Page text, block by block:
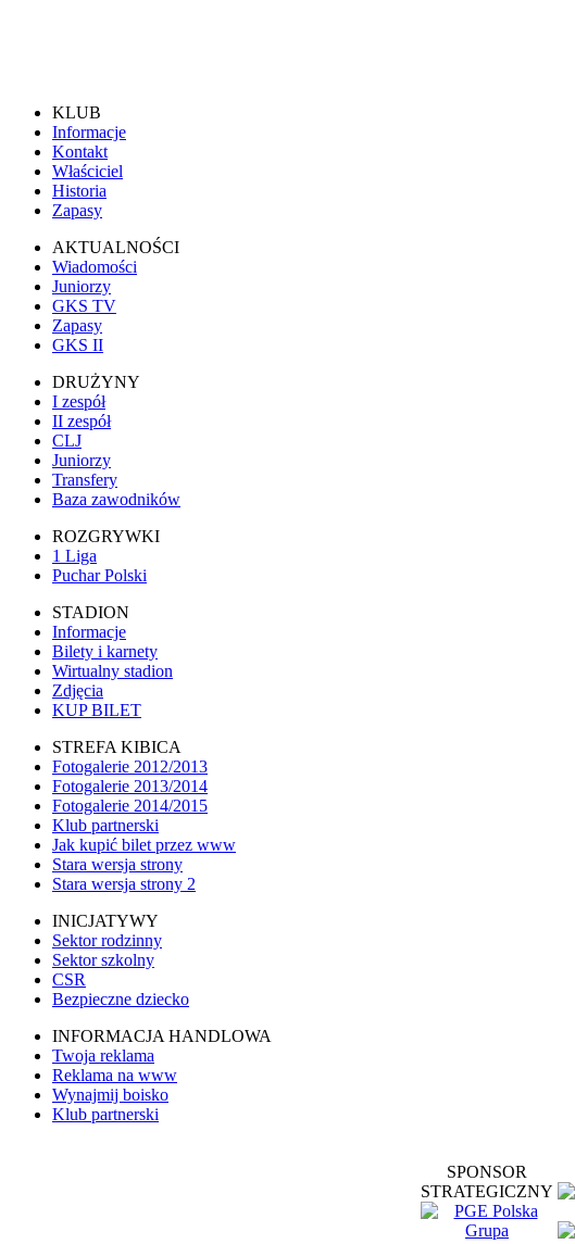
KLUB
Informacje
Kontakt
Właściciel
Historia
Zapasy
AKTUALNOŚCI
Wiadomości
Juniorzy
GKS TV
Zapasy
GKS II
DRUŻYNY
I zespół
II zespół
CLJ
Juniorzy
Transfery
Baza zawodników
ROZGRYWKI
1 Liga
Puchar Polski
STADION
Informacje
Bilety i karnety
Wirtualny stadion
Zdjęcia
KUP BILET
STREFA KIBICA
Fotogalerie 2012/2013
Fotogalerie 2013/2014
Fotogalerie 2014/2015
Klub partnerski
Jak kupić bilet przez www
Stara wersja strony
Stara wersja strony 2
INICJATYWY
Sektor rodzinny
Sektor szkolny
CSR
Bezpieczne dziecko
INFORMACJA HANDLOWA
Twoja reklama
Reklama na www
Wynajmij boisko
Klub partnerski
SPONSOR
STRATEGICZNY